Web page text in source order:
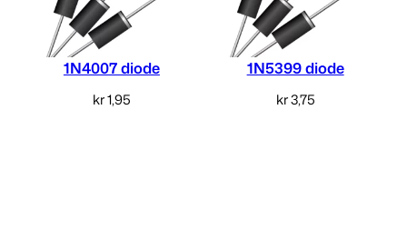
1N4007 diode
kr1,95
1N5399 diode
kr3,75